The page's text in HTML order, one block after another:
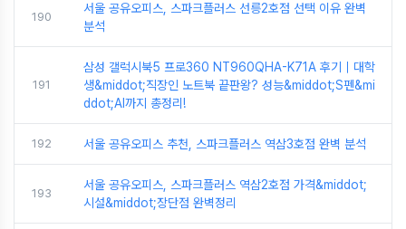
190
서울 공유오피스, 스파크플러스 선릉2호점 선택 이유 완벽
분석
191
삼성 갤럭시북5 프로360 NT960QHA-K71A 후기｜대학
생&middot;직장인 노트북 끝판왕? 성능&middot;S펜&mi
ddot;AI까지 총정리!
192 서울 공유오피스 추천, 스파크플러스 역삼3호점 완벽 분석
193
서울 공유오피스, 스파크플러스 역삼2호점 가격&middot;
시설&middot;장단점 완벽정리